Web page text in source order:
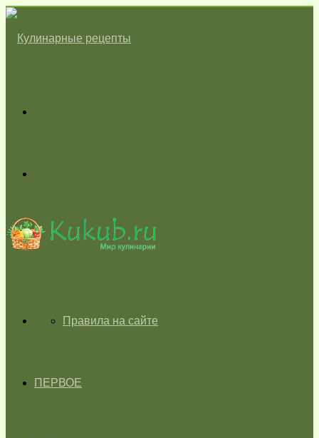
skin
ГЛАВНАЯПравила на сайте
ПЕРВОЕ